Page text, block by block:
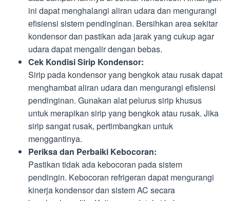
ini dapat menghalangi aliran udara dan mengurangi
efisiensi sistem pendinginan. Bersihkan area sekitar
kondensor dan pastikan ada jarak yang cukup agar
udara dapat mengalir dengan bebas.
Cek Kondisi Sirip Kondensor:
Sirip pada kondensor yang bengkok atau rusak dapat
menghambat aliran udara dan mengurangi efisiensi
pendinginan. Gunakan alat pelurus sirip khusus
untuk merapikan sirip yang bengkok atau rusak. Jika
sirip sangat rusak, pertimbangkan untuk
menggantinya.
Periksa dan Perbaiki Kebocoran:
Pastikan tidak ada kebocoran pada sistem
pendingin. Kebocoran refrigeran dapat mengurangi
kinerja kondensor dan sistem AC secara